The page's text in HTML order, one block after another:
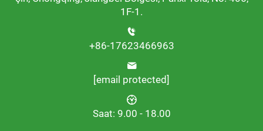
1F-1.
+86-17623466963
[email protected]
Saat: 9.00 - 18.00